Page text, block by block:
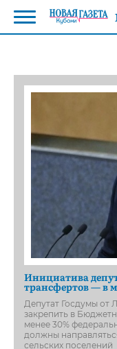
Инициатива
трансфертов — в
Депутат Госдумы
закрепить в
менее 30%
должны
сельских поселений